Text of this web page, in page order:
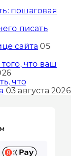
пошаговая
писать
сайта 05
что ваш
что
03 августа 2026